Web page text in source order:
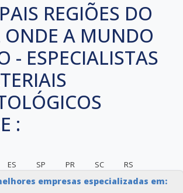
empresas especializadas em:
REGIÕES DO
ONDE A MUNDO
- ESPECIALISTAS
:
ES SP PR SC
RS
CE GO e DF AM PA